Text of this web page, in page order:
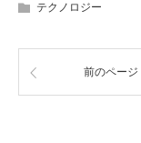
テクノロジー
前のページ